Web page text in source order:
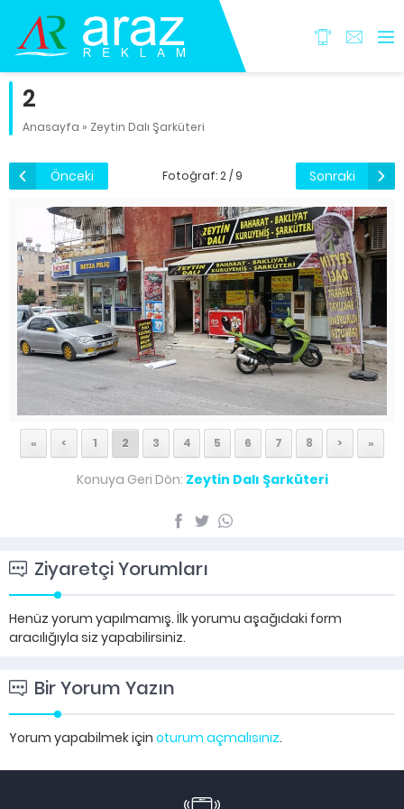
2
Anasayfa » Zeytin Dalı Şarküteri
Önceki Fotoğraf: 2 / 9 Sonraki
« < 1 2 3 4 5 6 7 8 > »
Konuya Geri Dön: Zeytin Dalı Şarküteri
Ziyaretçi Yorumları
Henüz yorum yapılmamış. İlk yorumu aşağıdaki form
aracılığıyla siz yapabilirsiniz.
Bir Yorum Yazın
Yorum yapabilmek için oturum açmalısınız.